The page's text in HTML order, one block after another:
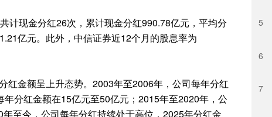
计现金分红26次，累计现金分红990.78亿元，平均分
亿元。此外，中信证券近12个月的股息率为
红金额呈上升态势。2003年至2006年，公司每年分红
分红金额在15亿元至50亿元；2015年至2020年，公
至今，公司每年分红持续处于高位，2025年分红金
5
6
7